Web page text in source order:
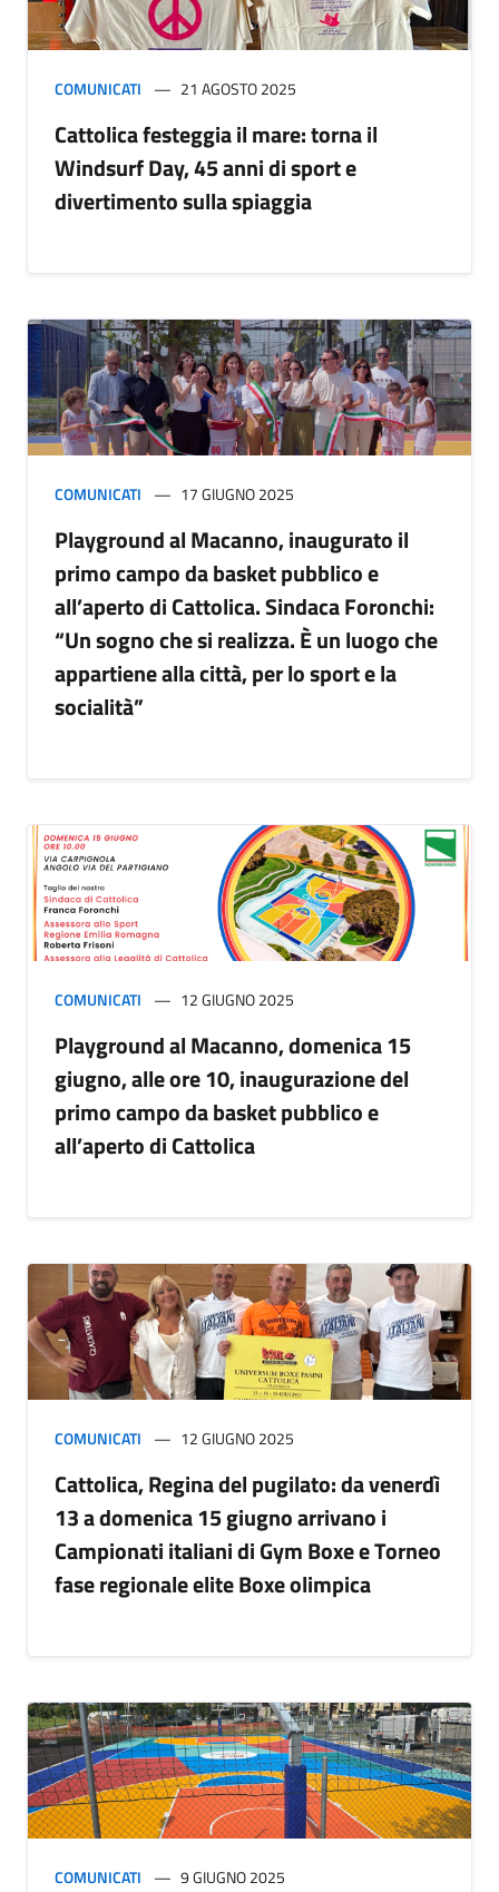
COMUNICATI 21 AGOSTO 2025
Cattolica festeggia il mare: torna il
Windsurf Day, 45 anni di sport e
divertimento sulla spiaggia
COMUNICATI 17 GIUGNO 2025
Playground al Macanno, inaugurato il
primo campo da basket pubblico e
all’aperto di Cattolica. Sindaca Foronchi:
“Un sogno che si realizza. È un luogo che
appartiene alla città, per lo sport e la
socialità”
COMUNICATI 12 GIUGNO 2025
Playground al Macanno, domenica 15
giugno, alle ore 10, inaugurazione del
primo campo da basket pubblico e
all’aperto di Cattolica
COMUNICATI 12 GIUGNO 2025
Cattolica, Regina del pugilato: da venerdì
13 a domenica 15 giugno arrivano i
Campionati italiani di Gym Boxe e Torneo
fase regionale elite Boxe olimpica
COMUNICATI 9 GIUGNO 2025